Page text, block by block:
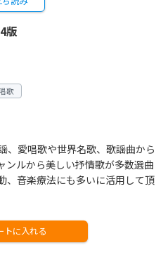
版
歌
、愛唱歌や世界名歌、歌謡曲から
ンルから美しい抒情歌が多数選曲
、音楽療法にも多いに活用して頂
トに入れる